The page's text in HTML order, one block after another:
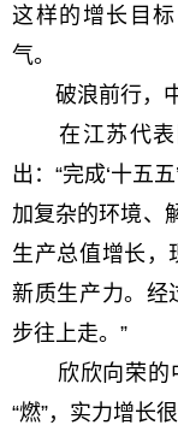
这样的增长目
气。
破浪前行，中
在江苏代表
出：“完成‘十五
加复杂的环境、
生产总值增长，
新质生产力。经
步往上走。”
欣欣向荣的中
“燃”，实力增长很